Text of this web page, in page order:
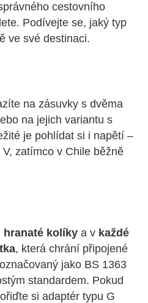
cestovního
Podívejte se, jaký typ
ve své destinaci.
na zásuvky s dvěma
na jejich variantu s
je pohlídat si i napětí –
zatímco v Chile běžně
hranaté kolíky a v každé
, která chrání připojené
jako BS 1363
standardem. Pokud
si adaptér typu G